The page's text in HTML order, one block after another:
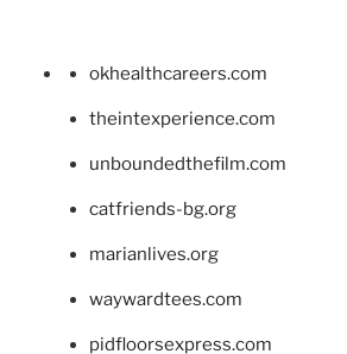
okhealthcareers.com
theintexperience.com
unboundedthefilm.com
catfriends-bg.org
marianlives.org
waywardtees.com
pidfloorsexpress.com